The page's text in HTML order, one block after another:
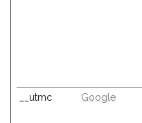
__utmc Google